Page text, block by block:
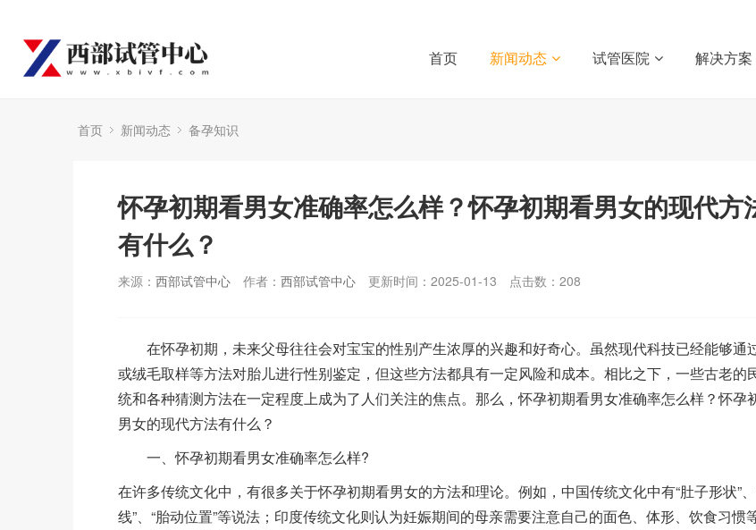
首页 新闻动态 试管医院 解决方案
首页 新闻动态 备孕知识
怀孕初期看男女准确率怎么样？怀孕初期看男女的现代方
有什么？
来源： 西部试管中心 作者： 西部试管中心 更新时间：2025-01-13 点击数： 208
在怀孕初期，未来父母往往会对宝宝的性别产生浓厚的兴趣和好奇心。虽然现代科技已经能够通
或绒毛取样等方法对胎儿进行性别鉴定，但这些方法都具有一定风险和成本。相比之下，一些古老的
统和各种猜测方法在一定程度上成为了人们关注的焦点。那么，怀孕初期看男女准确率怎么样？怀孕
男女的现代方法有什么？
一、怀孕初期看男女准确率怎么样?
在许多传统文化中，有很多关于怀孕初期看男女的方法和理论。例如，中国传统文化中有“肚子形状”
线”、“胎动位置”等说法；印度传统文化则认为妊娠期间的母亲需要注意自己的面色、体形、饮食习惯